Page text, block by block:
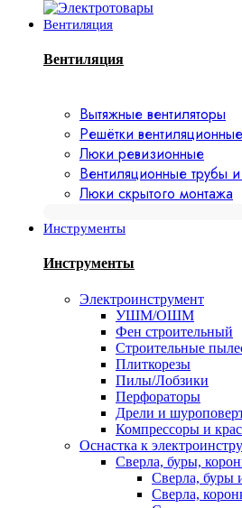
Вентиляция
Вентиляция
Вытяжные вентиляторы
Решётки вентиляционные
Люки ревизионные
Вентиляционные трубы
Люки скрытого монтажа
Инструменты
Инструменты
Электроинструмент
УШМ/ОШМ
Фен строительный
Строительные
Плиткорезы
Пилы/Лобзики
Перфораторы
Дрели и
Компрессоры и
Оснастка к
Сверла, буры,
Сверла, буры
Сверла,